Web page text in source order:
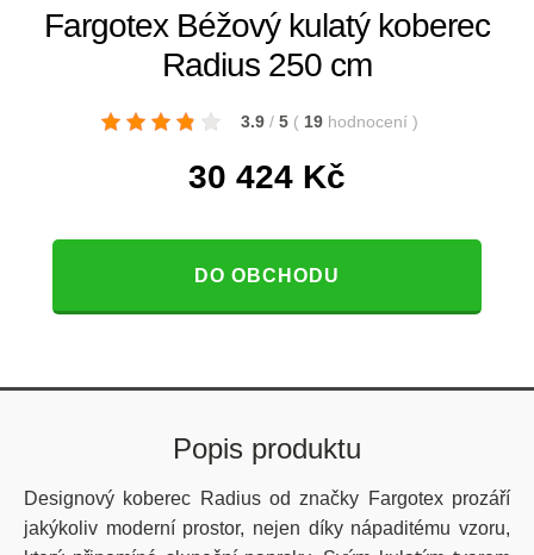
Fargotex Béžový kulatý koberec
Radius 250 cm
3.9 / 5 ( 19 hodnocení )
30 424 Kč
DO OBCHODU
Popis produktu
Designový koberec Radius od značky Fargotex prozáří
jakýkoliv moderní prostor, nejen díky nápaditému vzoru,